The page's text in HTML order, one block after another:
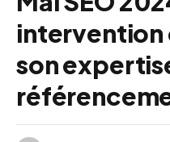
intervention
son